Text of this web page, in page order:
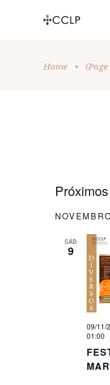
Home • (Page
Próximos
data
SÁB
9
09/11/
01:00